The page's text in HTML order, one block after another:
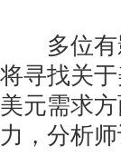
多位有影
将寻找关
美元需求
力，分析